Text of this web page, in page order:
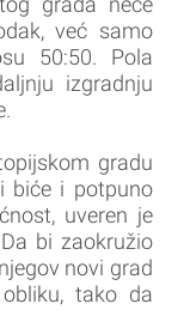
već samo
50:50. Pola
izgradnju
gradu
biće i potpuno
uveren je
bi zaokružio
novi grad
tako da